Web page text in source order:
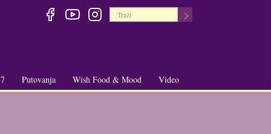
+
Putovanja
+
Wish Food & Mood Video